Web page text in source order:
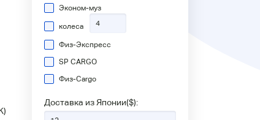
Эконом-муз
колеса
Физ-Экспресс
SP CARGO
Физ-Сargo
Доставка из Японии($):